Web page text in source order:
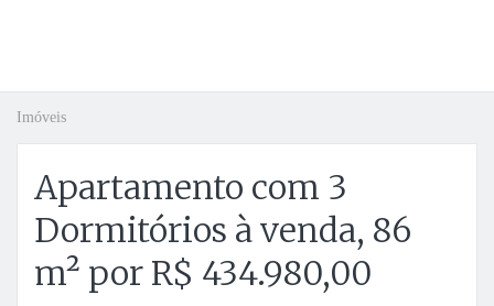
Imóveis
Apartamento com 3
Dormitórios à venda, 86
m² por R$ 434.980,00